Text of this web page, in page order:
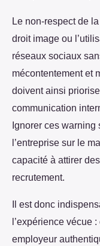
Le non-respect de
droit image ou
réseaux sociaux
mécontentement et
doivent ainsi
communication
Ignorer ces warning
l’entreprise sur le
capacité à attirer
recrutement.
Il est donc
l’expérience vécue
employeur